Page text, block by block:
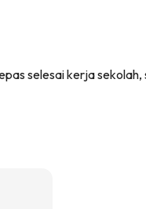
selesai kerja